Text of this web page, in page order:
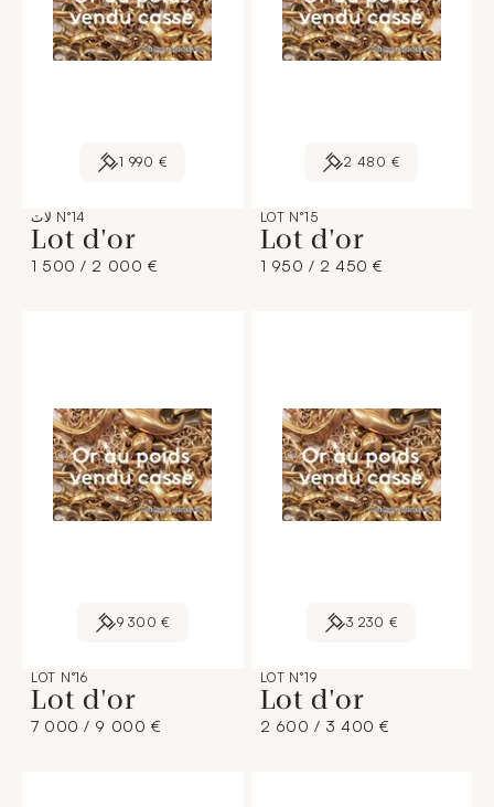
1 990 €
لاٽ N°14
Lot d'or
1 500 / 2 000 €
2 480 €
LOT N°15
Lot d'or
1 950 / 2 450 €
9 300 €
LOT N°16
Lot d'or
7 000 / 9 000 €
3 230 €
LOT N°19
Lot d'or
2 600 / 3 400 €